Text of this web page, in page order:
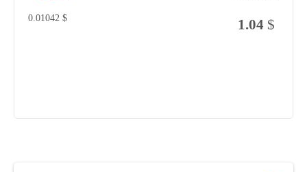
$
1.04
$
0.01042